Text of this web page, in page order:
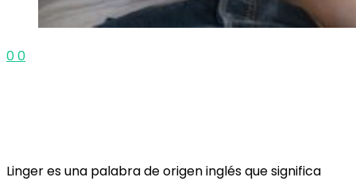
00
Linger es una palabra de origen inglés que significa